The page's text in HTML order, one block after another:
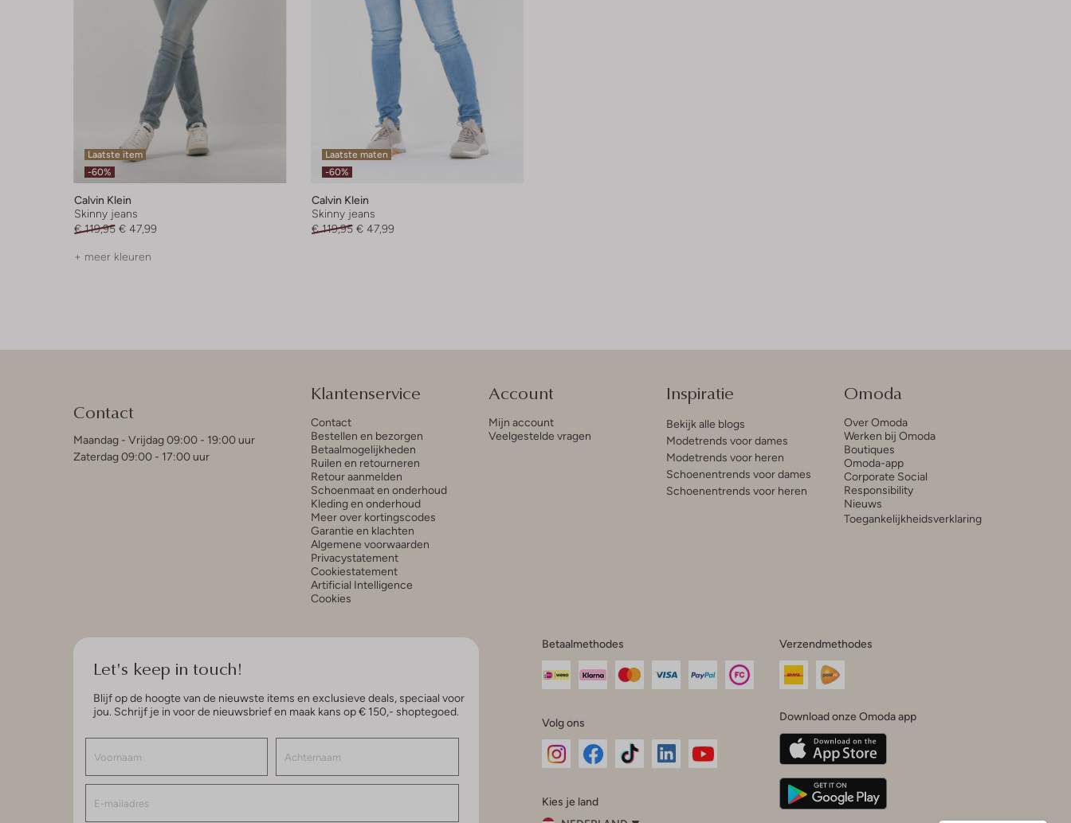
Laatste item
-60%
Calvin Klein
Skinny jeans
€ 119,95 € 47,99
+ meer kleuren
Laatste maten
-60%
Calvin Klein
Skinny jeans
€ 119,95 € 47,99
Contact
Maandag - Vrijdag 09:00 - 19:00 uur
Zaterdag 09:00 - 17:00 uur
Klantenservice
Contact
Bestellen en bezorgen
Betaalmogelijkheden
Ruilen en retourneren
Retour aanmelden
Schoenmaat en onderhoud
Kleding en onderhoud
Meer over kortingscodes
Garantie en klachten
Algemene voorwaarden
Privacystatement
Cookiestatement
Artificial Intelligence
Cookies
Account
Mijn account
Veelgestelde vragen
Inspiratie
Bekijk alle blogs
Modetrends voor dames
Modetrends voor heren
Schoenentrends voor dames
Schoenentrends voor heren
Omoda
Over Omoda
Werken bij Omoda
Boutiques
Omoda-app
Corporate Social
Responsibility
Nieuws
Toegankelijkheidsverklaring
Let's keep in touch!
Blijf op de hoogte van de nieuwste items en exclusieve deals, speciaal voor
jou. Schrijf je in voor de nieuwsbrief en maak kans op € 150,- shoptegoed.
Betaalmethodes
Volg ons
InstagramFacebook
Kies je land
Verzendmethodes
Download onze Omoda app